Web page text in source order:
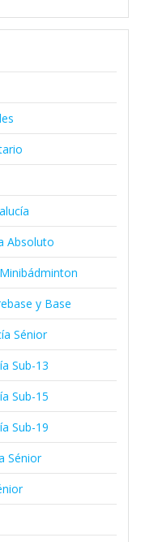
Absoluto
y Base
Sénior
Sub-13
Sub-15
Sub-19
Sénior